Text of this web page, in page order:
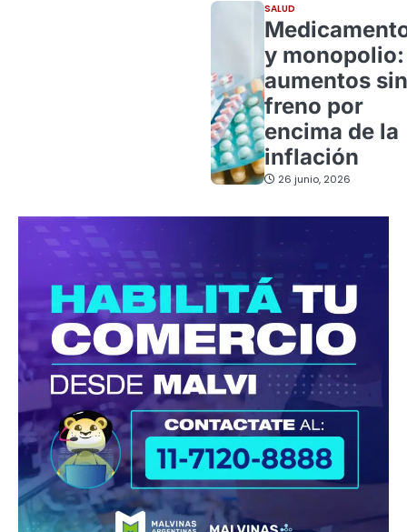
SALUD
y monopolio:
aumentos sin
freno por
encima de la
inflación
26 junio, 2026